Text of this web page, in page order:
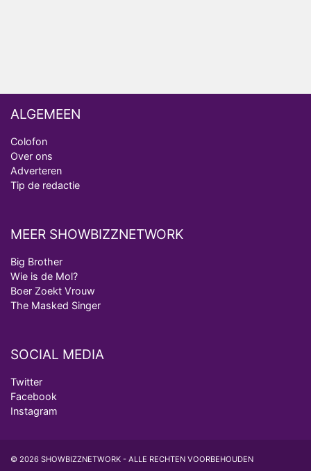
ALGEMEEN
Colofon
Over ons
Adverteren
Tip de redactie
MEER SHOWBIZZNETWORK
Big Brother
Wie is de Mol?
Boer Zoekt Vrouw
The Masked Singer
SOCIAL MEDIA
Twitter
Facebook
Instagram
© 2026 SHOWBIZZNETWORK - ALLE RECHTEN VOORBEHOUDEN